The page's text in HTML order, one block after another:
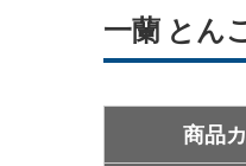
一蘭 とん
商品